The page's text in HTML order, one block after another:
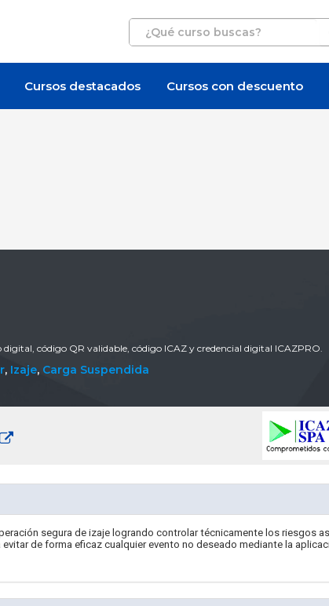
Cursos destacados Cursos con descuento
código QR validable, código ICAZ y credencial digital ICAZPRO.
, Izaje, Carga Suspendida
segura de izaje logrando controlar técnicamente los riesgos
de forma eficaz cualquier evento no deseado mediante la